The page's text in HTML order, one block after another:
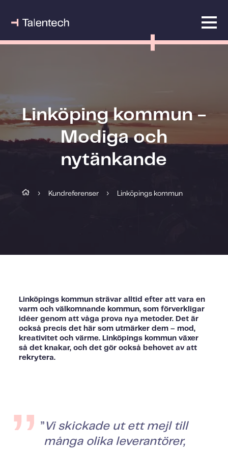
Linköping kommun -
Modiga och
nytänkande
› Kundreferenser › Linköpings kommun
Linköpings kommun strävar alltid efter att vara en
varm och välkomnande kommun, som förverkligar
idéer genom att våga prova nya metoder. Det är
också precis det här som utmärker dem – mod,
kreativitet och värme. Linköpings kommun växer
så det knakar, och det gör också behovet av att
rekrytera.
”Vi skickade ut ett mejl till
många olika leverantörer,